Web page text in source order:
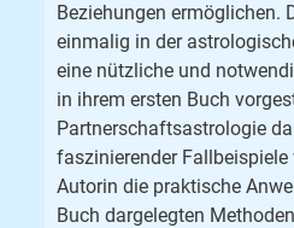
Beziehungen ermöglichen.
einmalig in der
eine nützliche und
in ihrem ersten Buch
Partnerschaftsastrologie
faszinierender
Autorin die praktische
Buch dargelegten